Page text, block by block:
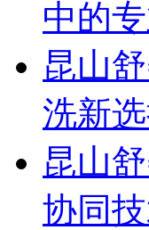
中的
昆山
洗新
昆山
协同